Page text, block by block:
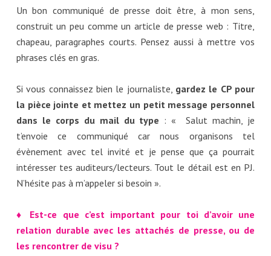
Un bon communiqué de presse doit être, à mon sens,
construit un peu comme un article de presse web : Titre,
chapeau, paragraphes courts. Pensez aussi à mettre vos
phrases clés en gras.
Si vous connaissez bien le journaliste, gardez le CP pour
la pièce jointe et mettez un petit message personnel
dans le corps du mail du type : « Salut machin, je
t’envoie ce communiqué car nous organisons tel
évènement avec tel invité et je pense que ça pourrait
intéresser tes auditeurs/lecteurs. Tout le détail est en PJ.
N’hésite pas à m’appeler si besoin ».
♦ Est-ce que c’est important pour toi d’avoir une
relation durable avec les attachés de presse, ou de
les rencontrer de visu ?